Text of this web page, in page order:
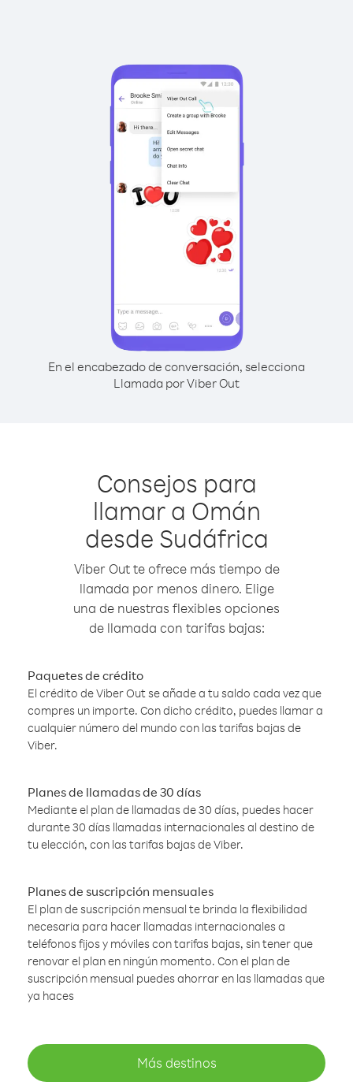
En el encabezado de conversación, selecciona
Llamada por Viber Out
Consejos para
llamar a Omán
desde Sudáfrica
Viber Out te ofrece más tiempo de
llamada por menos dinero. Elige
una de nuestras flexibles opciones
de llamada con tarifas bajas:
Paquetes de crédito
El crédito de Viber Out se añade a tu saldo cada vez que
compres un importe. Con dicho crédito, puedes llamar a
cualquier número del mundo con las tarifas bajas de
Viber.
Planes de llamadas de 30 días
Mediante el plan de llamadas de 30 días, puedes hacer
durante 30 días llamadas internacionales al destino de
tu elección, con las tarifas bajas de Viber.
Planes de suscripción mensuales
El plan de suscripción mensual te brinda la flexibilidad
necesaria para hacer llamadas internacionales a
teléfonos fijos y móviles con tarifas bajas, sin tener que
renovar el plan en ningún momento. Con el plan de
suscripción mensual puedes ahorrar en las llamadas que
ya haces
Más destinos